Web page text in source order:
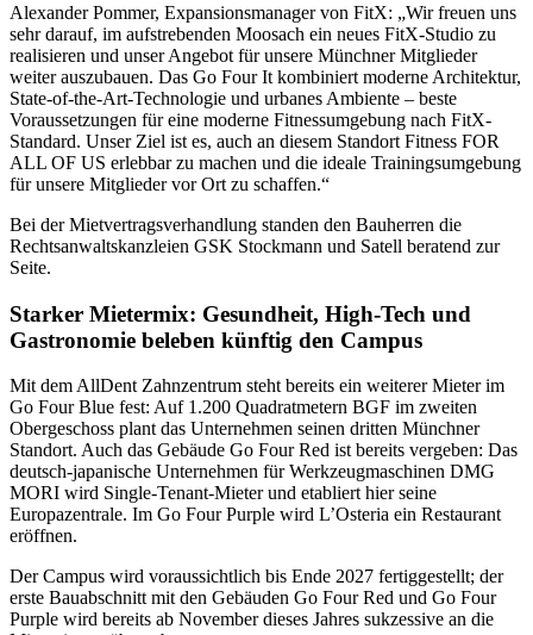
Alexander Pommer, Expansionsmanager von FitX: „Wir freuen uns
sehr darauf, im aufstrebenden Moosach ein neues FitX-Studio zu
realisieren und unser Angebot für unsere Münchner Mitglieder
weiter auszubauen. Das Go Four It kombiniert moderne Architektur,
State-of-the-Art-Technologie und urbanes Ambiente – beste
Voraussetzungen für eine moderne Fitnessumgebung nach FitX-
Standard. Unser Ziel ist es, auch an diesem Standort Fitness FOR
ALL OF US erlebbar zu machen und die ideale Trainingsumgebung
für unsere Mitglieder vor Ort zu schaffen.“
Bei der Mietvertragsverhandlung standen den Bauherren die
Rechtsanwaltskanzleien GSK Stockmann und Satell beratend zur
Seite.
Starker Mietermix: Gesundheit, High-Tech und
Gastronomie beleben künftig den Campus
Mit dem AllDent Zahnzentrum steht bereits ein weiterer Mieter im
Go Four Blue fest: Auf 1.200 Quadratmetern BGF im zweiten
Obergeschoss plant das Unternehmen seinen dritten Münchner
Standort. Auch das Gebäude Go Four Red ist bereits vergeben: Das
deutsch-japanische Unternehmen für Werkzeugmaschinen DMG
MORI wird Single-Tenant-Mieter und etabliert hier seine
Europazentrale. Im Go Four Purple wird L’Osteria ein Restaurant
eröffnen.
Der Campus wird voraussichtlich bis Ende 2027 fertiggestellt; der
erste Bauabschnitt mit den Gebäuden Go Four Red und Go Four
Purple wird bereits ab November dieses Jahres sukzessive an die